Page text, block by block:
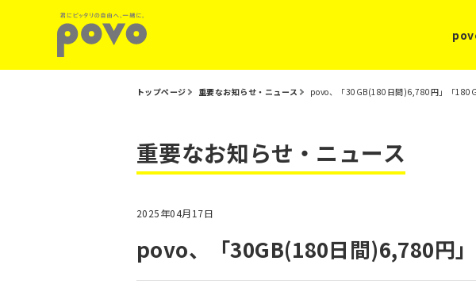
トップページ 重要なお知らせ・ニュース povo、「30GB(180日間)6,780円」「
重要なお知らせ・ニュース
2025年04月17日
povo、「30GB(180日間)6,780円